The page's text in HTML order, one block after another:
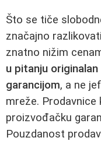
Što se tiče
značajno
znatno nižim
u pitanju
garancijom, a ne
mreže. Prodavnice
proizvođačku
Pouzdanost